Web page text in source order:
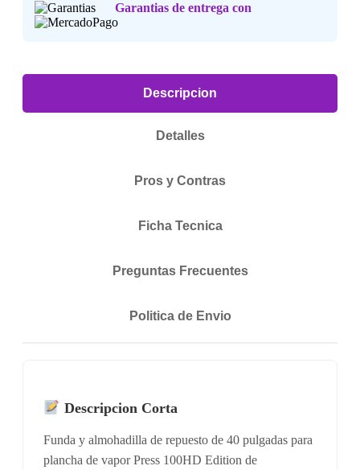
Garantias de entrega con
Descripcion
Detalles
Pros y Contras
Ficha Tecnica
Preguntas Frecuentes
Politica de Envio
Descripcion Corta
Funda y almohadilla de repuesto de 40 pulgadas para
plancha de vapor Press 100HD Edition de